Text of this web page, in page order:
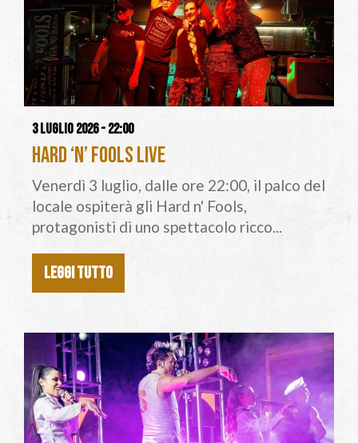
3 luglio 2026 - 22:00
Hard ‘n’ Fools Live
Venerdì 3 luglio, dalle ore 22:00, il palco del
locale ospiterà gli Hard n' Fools,
protagonisti di uno spettacolo ricco...
LEGGI TUTTO